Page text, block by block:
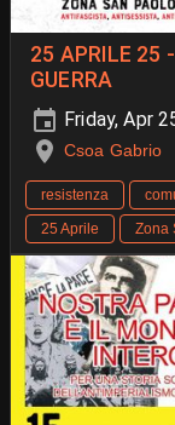
25 APRILE 25
GUERRA
Friday, Apr
Csoa Gabrio
resistenza
25 Aprile
Zona